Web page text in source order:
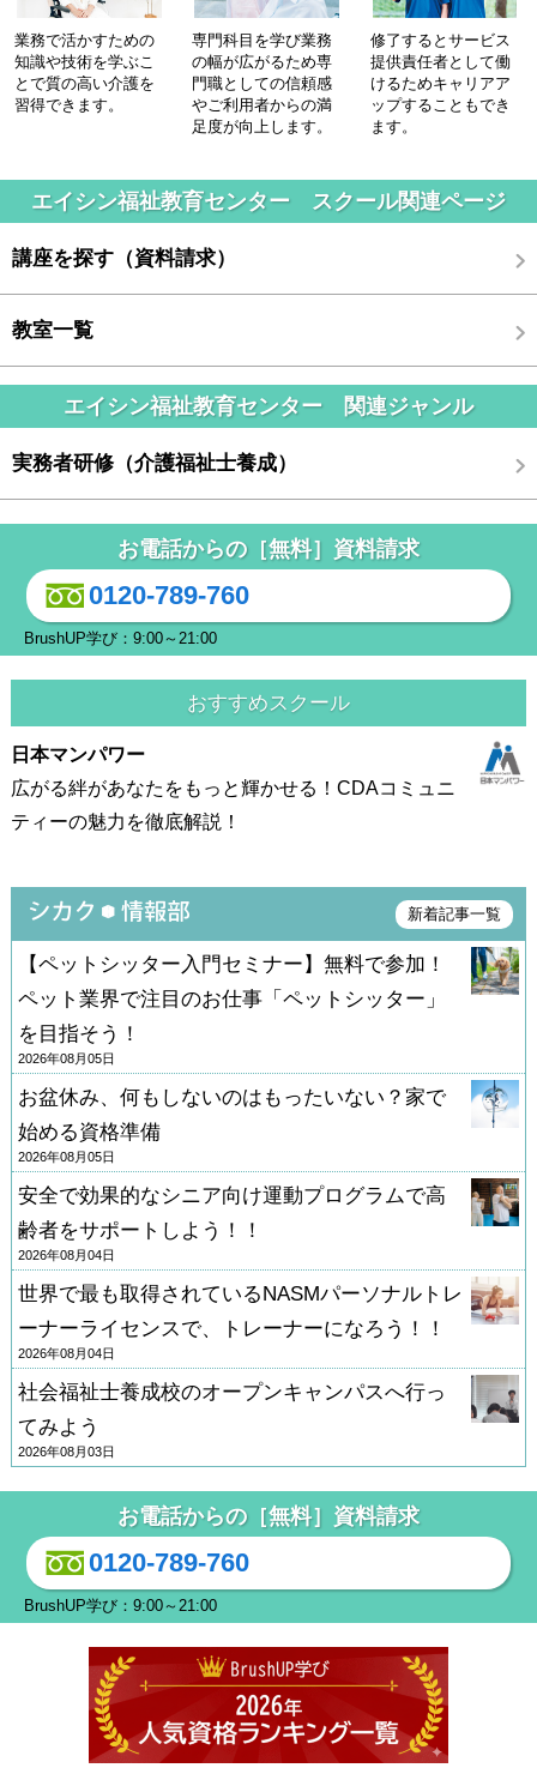
業務で活かすための
知識や技術を学ぶこ
とで質の高い介護を
習得できます。
専門科目を学び業務
の幅が広がるため専
門職としての信頼感
やご利用者からの満
足度が向上します。
修了するとサービス
提供責任者として働
けるためキャリアア
ップすることもでき
ます。
エイシン福祉教育センター スクール関連ページ
講座を探す（資料請求）
教室一覧
エイシン福祉教育センター 関連ジャンル
実務者研修（介護福祉士養成）
お電話からの［無料］資料請求
0120-789-760
BrushUP学び：9:00～21:00
おすすめスクール
日本マンパワー
広がる絆があなたをもっと輝かせる！CDAコミュニ
ティーの魅力を徹底解説！
新着記事一覧
【ペットシッター入門セミナー】無料で参加！
ペット業界で注目のお仕事「ペットシッター」
を目指そう！
2026年08月05日
お盆休み、何もしないのはもったいない？家で
始める資格準備
2026年08月05日
安全で効果的なシニア向け運動プログラムで高
齢者をサポートしよう！！
2026年08月04日
世界で最も取得されているNASMパーソナルトレ
ーナーライセンスで、トレーナーになろう！！
2026年08月04日
社会福祉士養成校のオープンキャンパスへ行っ
てみよう
2026年08月03日
お電話からの［無料］資料請求
0120-789-760
BrushUP学び：9:00～21:00